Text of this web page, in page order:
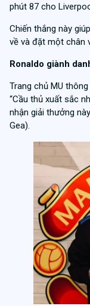
phút 87 cho
Chiến thắng này
về và đặt một chân
Ronaldo giành
Trang chủ MU
“Cầu thủ xuất sắc
nhận giải thưởng
Gea).